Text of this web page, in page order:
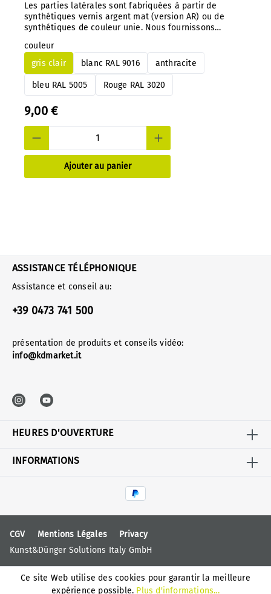
Les parties latérales sont fabriquées à partir de
synthétiques vernis argent mat (version AR) ou de
synthétiques de couleur unie. Nous fournissons
important : Avec notre système, vous pouvez à tout
moment échanger les indications de couleur
directement sur les panneaux montés.
couleur
gris clair
blanc RAL 9016 anthracite
bleu RAL 5005 Rouge RAL 3020
9,00 €
Ajouter au panier
ASSISTANCE TÉLÉPHONIQUE
Assistance et conseil au:
+39 0473 741 500
présentation de produits et conseils vidéo:
info@kdmarket.it
HEURES D'OUVERTURE
INFORMATIONS
CGV Mentions Légales
Privacy
Kunst&Dünger Solutions Italy GmbH
Ce site Web utilise des cookies pour garantir la meilleure
expérience possible. Plus d'informations...